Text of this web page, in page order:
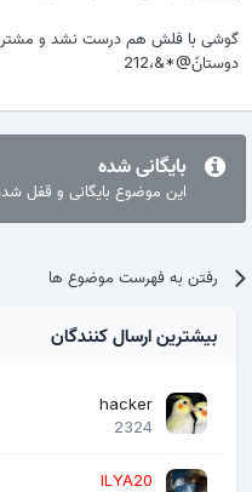
گوشی با فلش هم درست نشد و مشتری
دوستانً@*&،212
بایگانی شده
این موضوع بایگانی و قفل
رفتن به فهرست موضوع ها
بیشترین ارسال کنندگان
hacker
2324
ILYA20